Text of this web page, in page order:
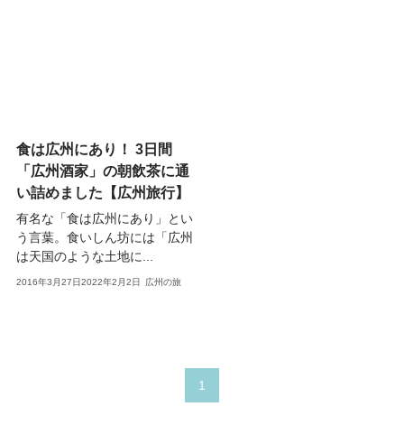
食は広州にあり！ 3日間
「広州酒家」の朝飲茶に通
い詰めました【広州旅行】
有名な「食は広州にあり」とい
う言葉。食いしん坊には「広州
は天国のような土地に...
2016年3月27日2022年2月2日 広州の旅
1